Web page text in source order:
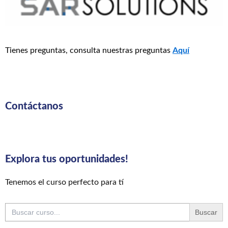
Tienes preguntas, consulta nuestras preguntas Aquí
Contáctanos
Explora tus oportunidades!
Tenemos el curso perfecto para tí
Buscar: